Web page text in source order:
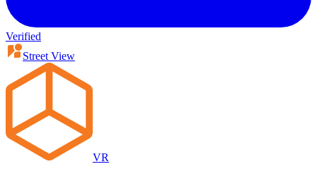
Verified
Street View
VR